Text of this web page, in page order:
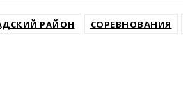
РАЙОН СОРЕВНОВАНИЯ